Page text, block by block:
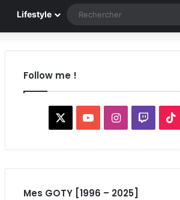
Lifestyle
Follow me !
YouTubeInstagram
Twitch
Mes GOTY [1996 – 2025]